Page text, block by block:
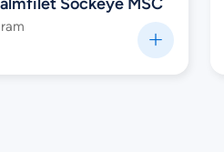
Sockeye MSC